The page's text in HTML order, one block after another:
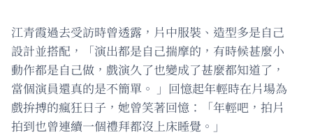
江青霞過去受訪時曾透露，片中服裝、造型多是自己
設計並搭配，「演出都是自己揣摩的，有時候甚麼小
動作都是自己做，戲演久了也變成了甚麼都知道了，
當個演員還真的是不簡單。 」回憶起年輕時在片場為
戲拚搏的瘋狂日子，她曾笑著回憶：「年輕吧，拍片
拍到也曾連續一個禮拜都沒上床睡覺。」